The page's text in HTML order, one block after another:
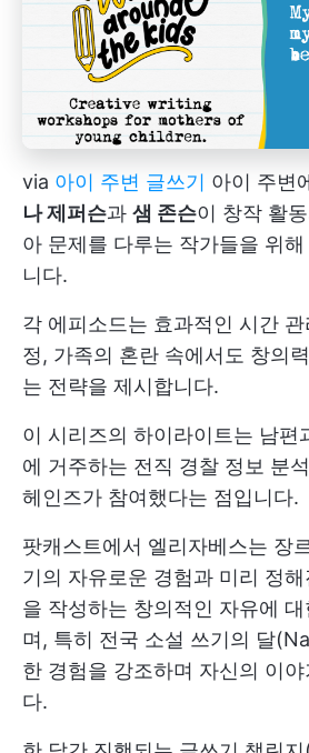
via 아이 주변 글쓰기 아이 주변
나 제퍼슨과 샘 존슨이 창작 활
아 문제를 다루는 작가들을 위
니다.
각 에피소드는 효과적인 시간
정, 가족의 혼란 속에서도 창의
는 전략을 제시합니다.
이 시리즈의 하이라이트는 남편
에 거주하는 전직 경찰 정보 분
헤인즈가 참여했다는 점입니다.
팟캐스트에서 엘리자베스는 장
기의 자유로운 경험과 미리 정
을 작성하는 창의적인 자유에
며, 특히 전국 소설 쓰기의 달
한 경험을 강조하며 자신의 이
다.